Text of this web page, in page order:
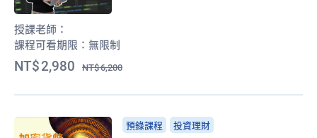
授課老師：
課程可看期限： 無限制
2,980 6,200
預錄課程 投資理財